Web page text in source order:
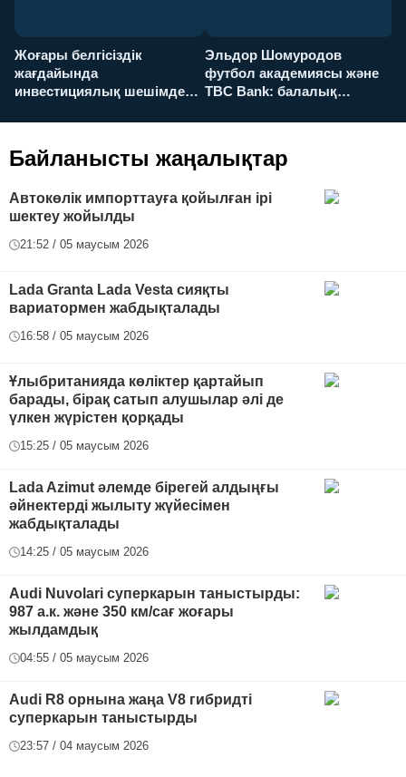
Жоғары белгісіздік
жағдайында
инвестициялық шешімдер
Эльдор Шомуродов
футбол академиясы және
TBC Bank: балалық
Байланысты жаңалықтар
Автокөлік импорттауға қойылған ірі
шектеу жойылды
21:52 / 05 маусым 2026
Lada Granta Lada Vesta сияқты
вариатормен жабдықталады
16:58 / 05 маусым 2026
Ұлыбританияда көліктер қартайып
барады, бірақ сатып алушылар әлі де
үлкен жүрістен қорқады
15:25 / 05 маусым 2026
Lada Azimut әлемде бірегей алдыңғы
әйнектерді жылыту жүйесімен
жабдықталады
14:25 / 05 маусым 2026
Audi Nuvolari суперкарын таныстырды:
987 а.к. және 350 км/сағ жоғары
жылдамдық
04:55 / 05 маусым 2026
Audi R8 орнына жаңа V8 гибридті
суперкарын таныстырды
23:57 / 04 маусым 2026